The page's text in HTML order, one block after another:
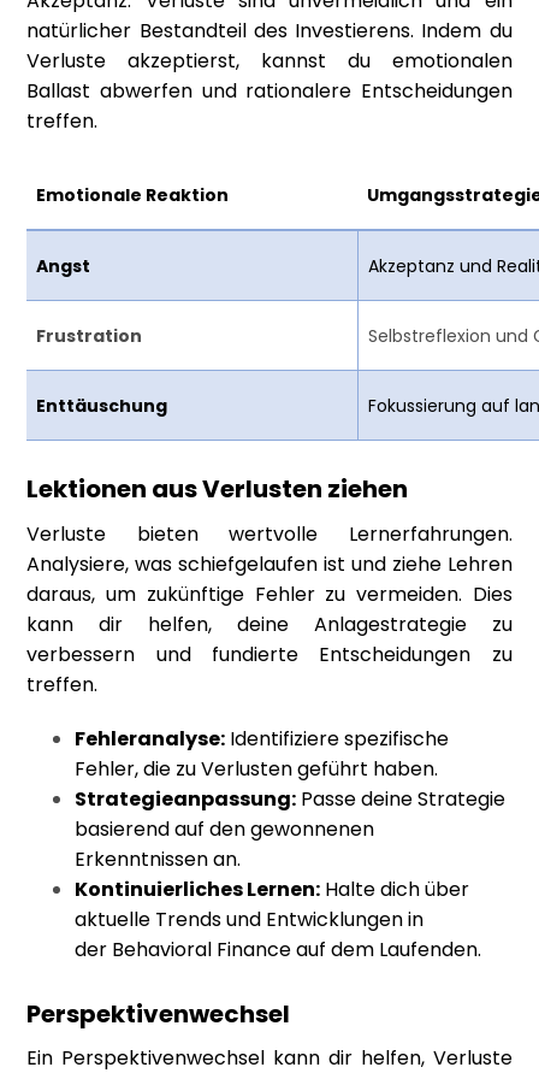
natürlicher Bestandteil des Investierens. Indem du
Verluste akzeptierst, kannst du emotionalen
Ballast abwerfen und rationalere Entscheidungen
treffen.
Emotionale Reaktion
Angst Akzeptanz und
Frustration Selbstreflexion und
Enttäuschung Fokussierung auf
Lektionen aus Verlusten ziehen
Verluste bieten wertvolle Lernerfahrungen.
Analysiere, was schiefgelaufen ist und ziehe Lehren
daraus, um zukünftige Fehler zu vermeiden. Dies
kann dir helfen, deine Anlagestrategie zu
verbessern und fundierte Entscheidungen zu
treffen.
Fehleranalyse: Identifiziere spezifische
Fehler, die zu Verlusten geführt haben.
Strategieanpassung: Passe deine Strategie
basierend auf den gewonnenen
Erkenntnissen an.
Kontinuierliches Lernen: Halte dich über
aktuelle Trends und Entwicklungen in
der Behavioral Financeauf dem Laufenden.
Perspektivenwechsel
Ein Perspektivenwechsel kann dir helfen, Verluste